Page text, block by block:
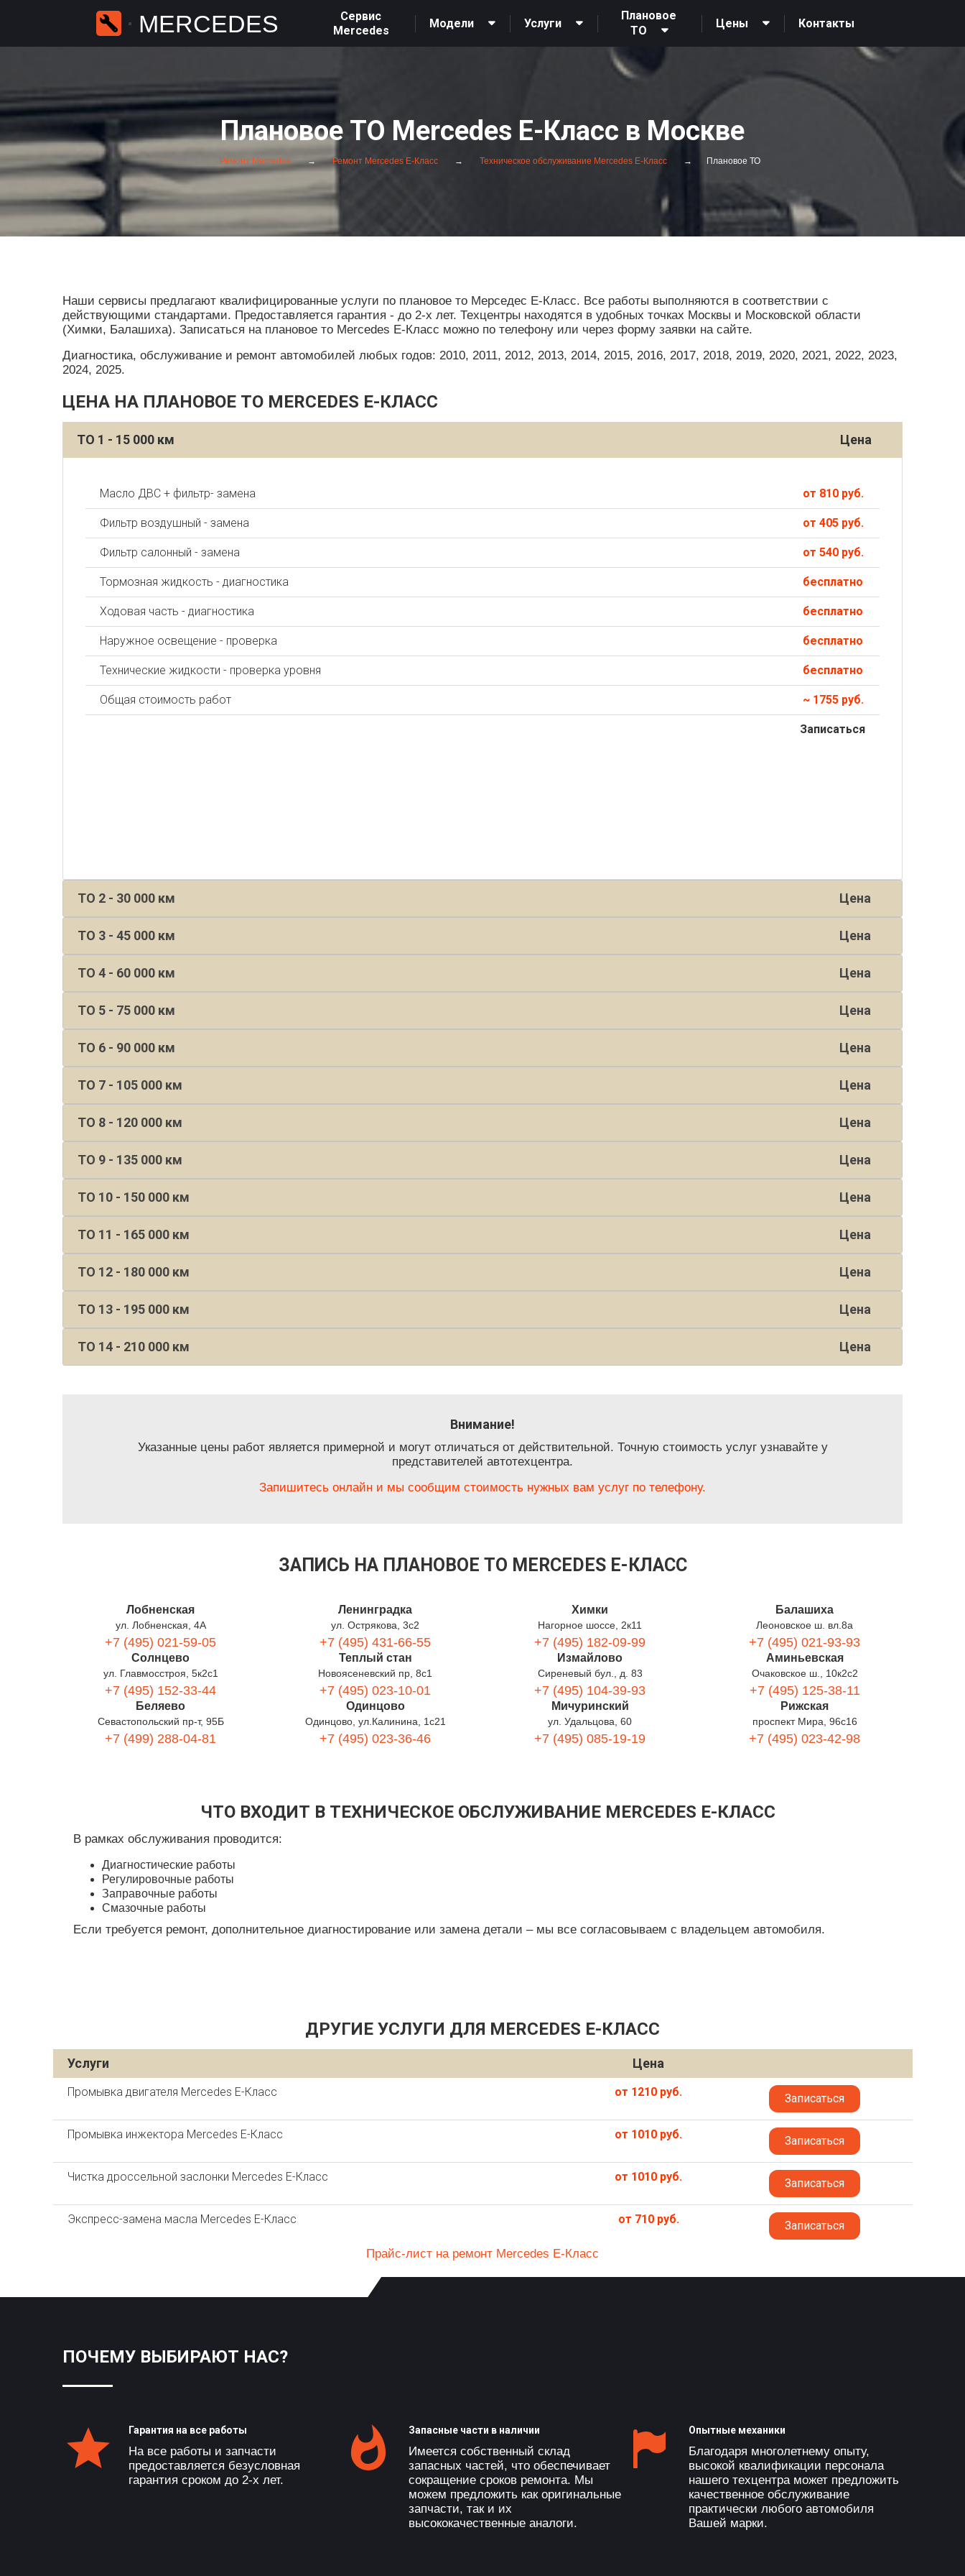
MERCEDES
Сервис
Mercedes
Модели Услуги
Плановое
ТО
Цены Контакты
Плановое ТО Mercedes E-Класс в Москве
Ремонт Mercedes Ремонт Mercedes E-Класс Техническое обслуживание Mercedes E-Класс Плановое ТО
Наши сервисы предлагают квалифицированные услуги по плановое то Мерседес Е-Класс. Все работы выполняются в соответствии с
действующими стандартами. Предоставляется гарантия - до 2-х лет. Техцентры находятся в удобных точках Москвы и Московской области
(Химки, Балашиха). Записаться на плановое то Mercedes E-Класс можно по телефону или через форму заявки на сайте.
Диагностика, обслуживание и ремонт автомобилей любых годов: 2010, 2011, 2012, 2013, 2014, 2015, 2016, 2017, 2018, 2019, 2020, 2021, 2022, 2023,
2024, 2025.
ЦЕНА НА ПЛАНОВОЕ ТО MERCEDES E-КЛАСС
ТО 1 - 15 000 км Цена
Масло ДВС + фильтр- замена от 810 руб.
Фильтр воздушный - замена от 405 руб.
Фильтр салонный - замена от 540 руб.
Тормозная жидкость - диагностика бесплатно
Ходовая часть - диагностика бесплатно
Наружное освещение - проверка бесплатно
Технические жидкости - проверка уровня бесплатно
Общая стоимость работ ~ 1755 руб.
Записаться
ТО 2 - 30 000 км Цена
ТО 3 - 45 000 км Цена
ТО 4 - 60 000 км Цена
ТО 5 - 75 000 км Цена
ТО 6 - 90 000 км Цена
ТО 7 - 105 000 км Цена
ТО 8 - 120 000 км Цена
ТО 9 - 135 000 км Цена
ТО 10 - 150 000 км Цена
ТО 11 - 165 000 км Цена
ТО 12 - 180 000 км Цена
ТО 13 - 195 000 км Цена
ТО 14 - 210 000 км Цена
Внимание!
Указанные цены работ является примерной и могут отличаться от действительной. Точную стоимость услуг узнавайте у
представителей автотехцентра.
Запишитесь онлайн и мы сообщим стоимость нужных вам услуг по телефону.
ЗАПИСЬ НА ПЛАНОВОЕ ТО MERCEDES E-КЛАСС
Лобненская
ул. Лобненская, 4А
+7 (495) 021-59-05
Ленинградка
ул. Острякова, 3с2
+7 (495) 431-66-55
Химки
Нагорное шоссе, 2к11
+7 (495) 182-09-99
Балашиха
Леоновское ш. вл.8а
+7 (495) 021-93-93
Солнцево
ул. Главмосстроя, 5к2с1
+7 (495) 152-33-44
Теплый стан
Новоясеневский пр, 8с1
+7 (495) 023-10-01
Измайлово
Сиреневый бул., д. 83
+7 (495) 104-39-93
Аминьевская
Очаковское ш., 10к2с2
+7 (495) 125-38-11
Беляево
Севастопольский пр-т, 95Б
+7 (499) 288-04-81
Одинцово
Одинцово, ул.Калинина, 1с21
+7 (495) 023-36-46
Мичуринский
ул. Удальцова, 60
+7 (495) 085-19-19
Рижская
проспект Мира, 96с16
+7 (495) 023-42-98
ЧТО ВХОДИТ В ТЕХНИЧЕСКОЕ ОБСЛУЖИВАНИЕ MERCEDES E-КЛАСС
В рамках обслуживания проводится:
Диагностические работы
Регулировочные работы
Заправочные работы
Смазочные работы
Если требуется ремонт, дополнительное диагностирование или замена детали – мы все согласовываем с владельцем автомобиля.
ДРУГИЕ УСЛУГИ ДЛЯ MERCEDES E-КЛАСС
Услуги Цена
Промывка двигателя Mercedes E-Класс от 1210 руб. Записаться
Промывка инжектора Mercedes E-Класс от 1010 руб. Записаться
Чистка дроссельной заслонки Mercedes E-Класс от 1010 руб. Записаться
Экспресс-замена масла Mercedes E-Класс от 710 руб. Записаться
Прайс-лист на ремонт Mercedes E-Класс
ПОЧЕМУ ВЫБИРАЮТ НАС?
Гарантия на все работы
На все работы и запчасти
предоставляется безусловная
гарантия сроком до 2-х лет.
Запасные части в наличии
Имеется собственный склад
запасных частей, что обеспечивает
сокращение сроков ремонта. Мы
можем предложить как оригинальные
запчасти, так и их
высококачественные аналоги.
Опытные механики
Благодаря многолетнему опыту,
высокой квалификации персонала
нашего техцентра может предложить
качественное обслуживание
практически любого автомобиля
Вашей марки.